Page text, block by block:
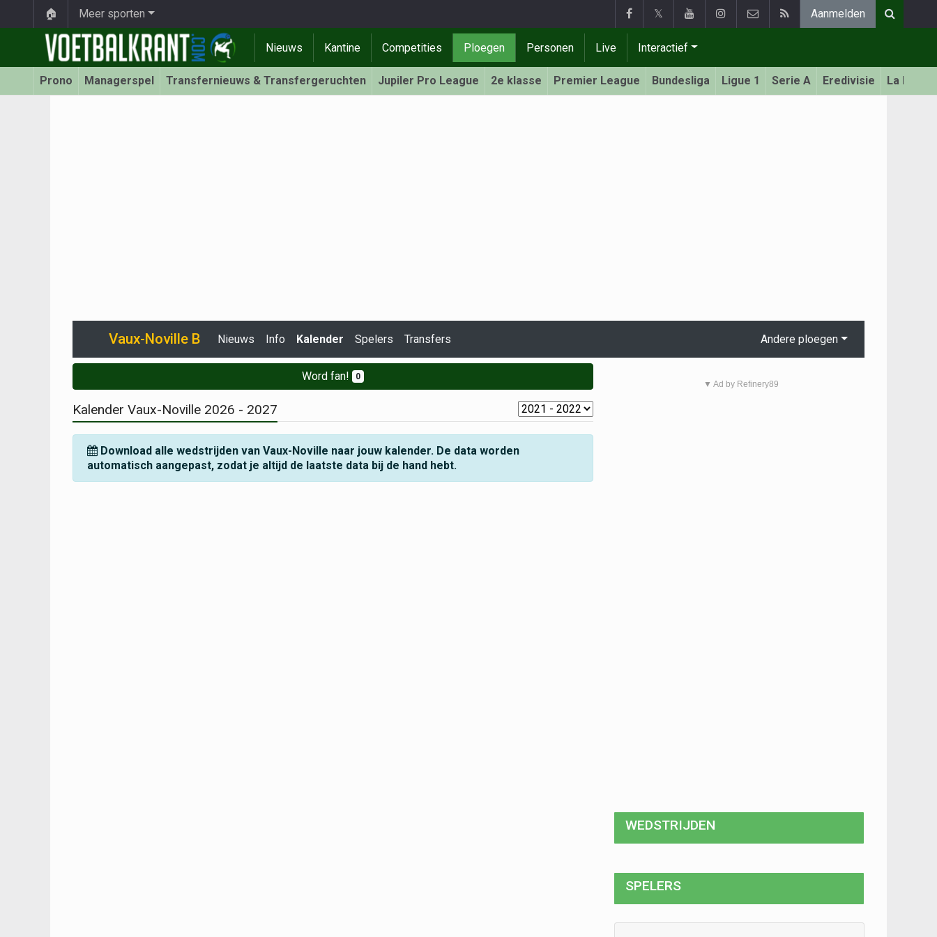
🏠 Meer sporten 𝕏 Aanmelden
Nieuws Kantine Competities Ploegen Personen Live Interactief
Prono Managerspel Transfernieuws & Transfergeruchten Jupiler Pro League 2e klasse Premier League Bundesliga Ligue 1 Serie A Eredivisie La Liga
Vaux-Noville B Nieuws Info Kalender Spelers Transfers Andere ploegen
Word fan! 0
Kalender Vaux-Noville 2026 - 2027
Download alle wedstrijden van Vaux-Noville naar jouw kalender. De data worden
automatisch aangepast, zodat je altijd de laatste data bij de hand hebt.
▼ Ad by Refinery89
WEDSTRIJDEN
SPELERS